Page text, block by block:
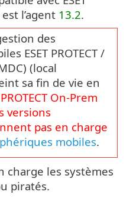
l’agent 13.2.
des
ESET PROTECT /
(local
sa fin de vie en
On-Prem
versions
pas en charge
mobiles.
charge les systèmes
piratés.